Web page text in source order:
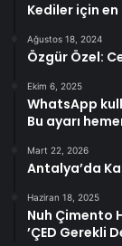
Kediler için
Ağustos 18, 2024
Özgür Özel:
Ekim 6, 2025
WhatsApp
Bu ayarı
Mart 22, 2026
Antalya’da
Haziran 18, 2025
Nuh Çimento
’ÇED Gerekli